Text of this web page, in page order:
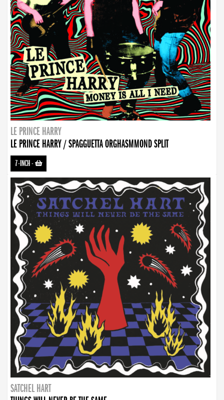
LE PRINCE HARRY
LE PRINCE HARRY / SPAGGUETTA ORGHASMMOND SPLIT
7-INCH-
SATCHEL HART